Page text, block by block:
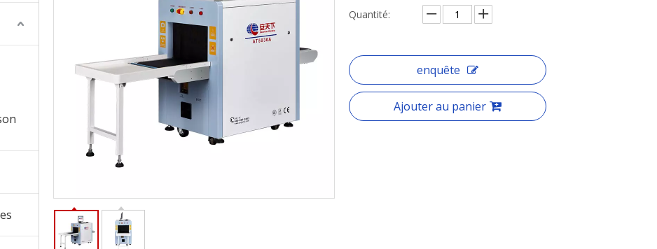
Quantité:
enquête
Ajouter au panier